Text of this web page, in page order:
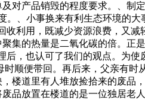
对产品销毁的程度要求。、制
、小事换来有利生态环境的
利用，既减少资源浪费，又减
集的热量是二氧化碳的倍。正
，也认可了我们的观点。为
顺便带回。再后来，父亲有时
楼道里有人堆放捡拾来的废品
放置在楼道的是一位独居老